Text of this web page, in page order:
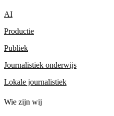
AI
Productie
Publiek
Journalistiek onderwijs
Lokale journalistiek
Wie zijn wij